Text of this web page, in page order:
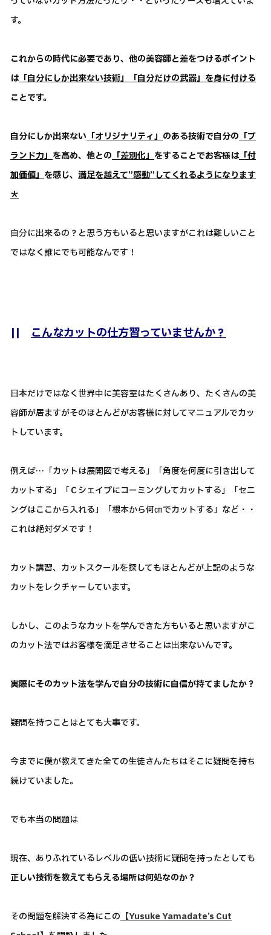
す。
これからの時代に必要であり、他の美容師と差をつけるポイント
は「自分にしか出来ない技術」「自分だけの武器」を身に付ける
ことです。
自分にしか出来ない 「オリジナリティ」 のある技術で自分の 「ブ
ランド力」 を高め、他との 「差別化」 をすることでお客様は「付
加価値」 を感じ、 満足を越えて”感動”してくれるようになります
＊
自分に出来るの？と思う方もいると思いますがこれは難しいこと
ではなく誰にでも可能なんです！
|| こんなカットの仕方習っていませんか？
日本だけではなく世界中に美容室はたくさんあり、たくさんの美
容師が居ますがそのほとんどがお客様に対してマニュアルでカッ
トしています。
例えば…「カットは展開図で考える」「角度を何度に引き出して
カットする」「Ｃシェイプにコーミングしてカットする」「セニ
ングはここから入れる」「根本から何㎝でカットする」など・・
これは絶対ダメです！
カット講習、カットスクールを探してもほとんどが上記のような
カットをレクチャーしています。
しかし、このようなカットを学んできた方もいると思いますがこ
のカット法ではお客様を満足させることは出来ないんです。
実際にそのカット法を学んで自分の技術に自信が持てましたか？
疑問を持つことはとても大事です。
今までに僕が教えてきた全ての生徒さんたちはそこに疑問を持ち
続けていました。
でも本当の問題は
現在、ありふれているレベルの低い技術に疑問を持ったとしても
正しい技術を教えてもらえる場所は何処なのか？
その問題を解決する為にこの 【Yusuke Yamadate’s Cut